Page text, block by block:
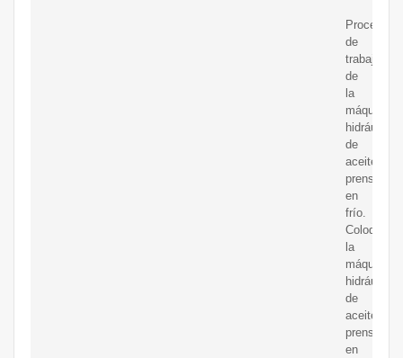
Proceso
de
trabajo
de
la
máquina
hidráulica
de
aceite
prensado
en
frío.
Coloque
la
máquina
hidráulica
de
aceite
prensado
en